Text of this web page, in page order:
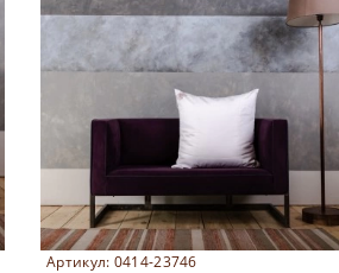
Артикул: 0414-23746